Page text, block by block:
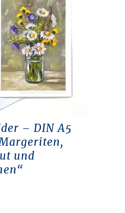
– DIN A5
und